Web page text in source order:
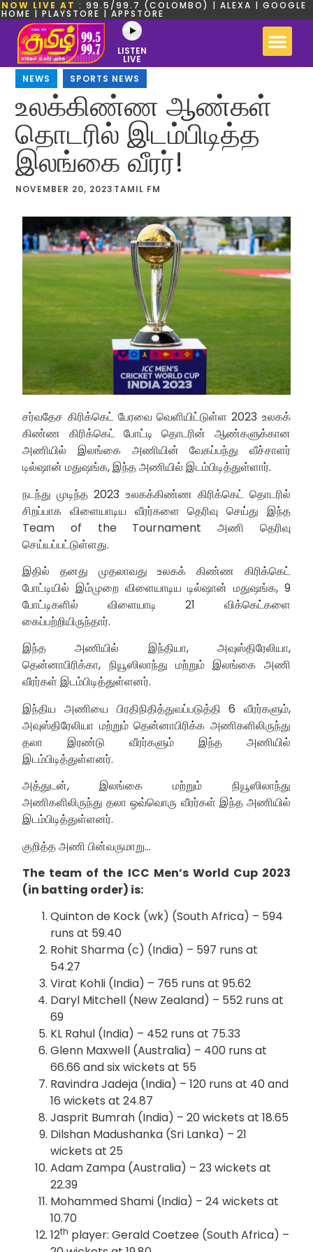
NOW LIVE AT : 99.5/99.7 (COLOMBO) | ALEXA | GOOGLE
HOME | PLAYSTORE | APPSTORE
LISTEN
LIVE
NEWS
SPORTS NEWS
உலக்கிண்ண ஆண்கள்
தொடரில் இடம்பிடித்த
இலங்கை வீரர்!
NOVEMBER 20, 2023 TAMIL FM
சர்வதேச கிரிக்கெட் பேரவை வெளியிட்டுள்ள 2023 உலகக்
கிண்ண கிரிக்கெட் போட்டி தொடரின் ஆண்களுக்கான
அணியில் இலங்கை அணியின் வேகப்பந்து வீச்சாளர்
டில்ஷான் மதுஷங்க, இந்த அணியில் இடம்பிடித்துள்ளார்.
நடந்து முடிந்த 2023 உலகக்கிண்ண கிரிக்கெட் தொடரில்
சிறப்பாக விளையாடிய வீரர்களை தெரிவு செய்து இந்த
Team of the Tournament அணி தெரிவு
செய்யப்பட்டுள்ளது.
இதில் தனது முதலாவது உலகக் கிண்ண கிரிக்கெட்
போட்டியில் இம்முறை விளையாடிய டில்ஷான் மதுஷங்க, 9
போட்டிகளில் விளையாடி 21 விக்கெட்களை
கைப்பற்றியிருந்தார்.
இந்த அணியில் இந்தியா, அவுஸ்திரேலியா,
தென்னாபிரிக்கா, நியூஸிலாந்து மற்றும் இலங்கை அணி
வீரர்கள் இடம்பிடித்துள்ளனர்.
இந்திய அணியை பிரதிநிதித்துவப்படுத்தி 6 வீரர்களும்,
அவுஸ்திரேலியா மற்றும் தென்னாபிரிக்க அணிகளிலிருந்து
தலா இரண்டு வீரர்களும் இந்த அணியில்
இடம்பிடித்துள்ளனர்.
அத்துடன், இலங்கை மற்றும் நியூஸிலாந்து
அணிகளிலிருந்து தலா ஒவ்வொரு வீரர்கள் இந்த அணியில்
இடம்பிடித்துள்ளனர்.
குறித்த அணி பின்வருமாறு…
The team of the ICC Men’s World Cup 2023
(in batting order) is:
Quinton de Kock (wk) (South Africa) – 594
runs at 59.40
Rohit Sharma (c) (India) – 597 runs at
54.27
Virat Kohli (India) – 765 runs at 95.62
Daryl Mitchell (New Zealand) – 552 runs at
69
KL Rahul (India) – 452 runs at 75.33
Glenn Maxwell (Australia) – 400 runs at
66.66 and six wickets at 55
Ravindra Jadeja (India) – 120 runs at 40 and
16 wickets at 24.87
Jasprit Bumrah (India) – 20 wickets at 18.65
Dilshan Madushanka (Sri Lanka) – 21
wickets at 25
Adam Zampa (Australia) – 23 wickets at
22.39
Mohammed Shami (India) – 24 wickets at
10.70
12th player: Gerald Coetzee (South Africa) –